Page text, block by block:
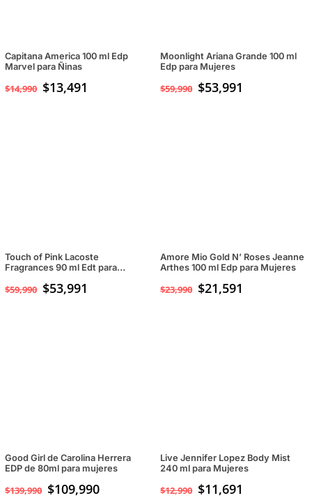
Capitana America 100 ml Edp
Marvel para Ñinas
$14,990 $13,491
Moonlight Ariana Grande 100 ml
Edp para Mujeres
$59,990 $53,991
Touch of Pink Lacoste
Fragrances 90 ml Edt para
$59,990 $53,991
Amore Mio Gold N’ Roses Jeanne
Arthes 100 ml Edp para Mujeres
$23,990 $21,591
Good Girl de Carolina Herrera
EDP de 80ml para mujeres
$139,990 El
$109,990El
Live Jennifer Lopez Body Mist
240 ml para Mujeres
$12,990 $11,691